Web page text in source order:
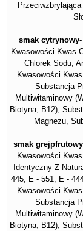
smak cytrynowy
Kwasowości Kwas
Chlorek Sodu,
Kwasowości
Substancja
Multiwitaminowy
Biotyna, B12),
Magnezu,
smak grejpfrutowy
Kwasowości
Identyczny Z
445, E - 551, E -
Kwasowości
Substancja
Multiwitaminowy
Biotyna, B12),